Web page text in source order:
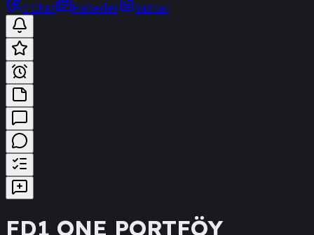
t-Chat Haberler Yazılar
FD1 ONE PORTFÖY